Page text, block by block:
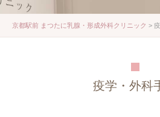
京都駅前 まつたに乳腺・形成外科クリニック >
疫学・外科